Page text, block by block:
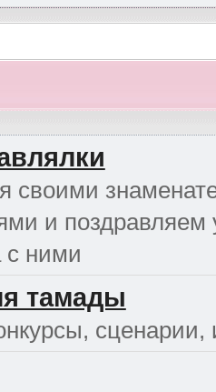
своими
и поздравляем
ними
тамады
сценарии,